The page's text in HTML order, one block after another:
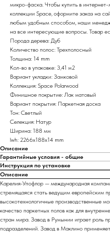
микро-фаска. Чтобы купить в
коллекции Space, оформите заказ на
любым удобным способом, наши
на все интересующие вопросы. Товар
Порода дерева: Дуб
Количество полос: Трехполосный
Толщина: 14 mm
Кол-во в упаковке: 3,41 м2
Вариант укладки: Замковой
Коллекция: Space Polarwood
Финишное покрытие: Лак матовый
Вариант покрытия: Паркетная доска
Тон: Светлый
Селекция: Натур
Ширина: 188 мм
lwh: 2266x188x14 mm
Описание
Гарантийные условия - общие
Инструкция по установке
Описание
Карелия-Упофлор — международная
стремящаяся стать ведущим европейским
высокотехнологичные производственные
качество паркетных полов как для
стран мира. Завод в Румынии играет роль
подразделений. Завод в Маклино